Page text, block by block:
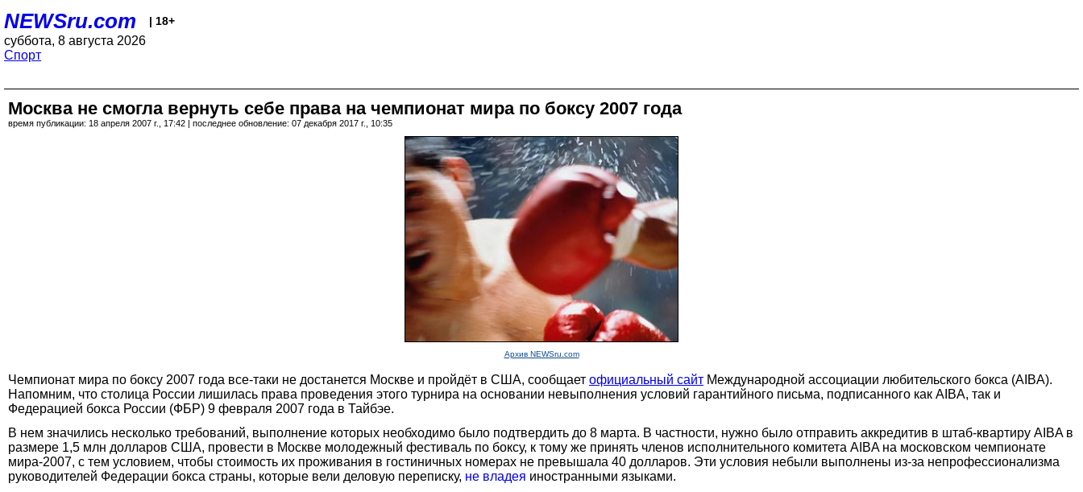
NEWSru.com | 18+
суббота, 8 августа 2026
Спорт
Москва не смогла вернуть себе права на чемпионат мира по боксу 2007 года
время публикации: 18 апреля 2007 г., 17:42 | последнее обновление: 07 декабря 2017 г., 10:35
Архив NEWSru.com
Чемпионат мира по боксу 2007 года все-таки не достанется Москве и пройдёт в США, сообщает официальный сайт Международной ассоциации любительского бокса (AIBA).
Напомним, что столица России лишилась права проведения этого турнира на основании невыполнения условий гарантийного письма, подписанного как AIBA, так и
Федерацией бокса России (ФБР) 9 февраля 2007 года в Тайбэе.
В нем значились несколько требований, выполнение которых необходимо было подтвердить до 8 марта. В частности, нужно было отправить аккредитив в штаб-квартиру AIBA в
размере 1,5 млн долларов США, провести в Москве молодежный фестиваль по боксу, к тому же принять членов исполнительного комитета AIBA на московском чемпионате
мира-2007, с тем условием, чтобы стоимость их проживания в гостиничных номерах не превышала 40 долларов. Эти условия небыли выполнены из-за непрофессионализма
руководителей Федерации бокса страны, которые вели деловую переписку, не владея иностранными языками.